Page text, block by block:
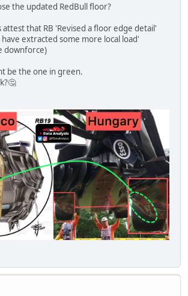
the updated RedBull floor?
attest that RB 'Revised a floor edge detail'
extracted some more local load'
downforce)
be the one in green.